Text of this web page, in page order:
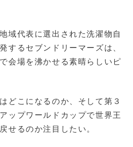
域代表に選出された洗濯物自
するセブンドリーマーズは、
会場を沸かせる素晴らしいピ
どこになるのか、そして第３
ップワールドカップで世界王
せるのか注目したい。